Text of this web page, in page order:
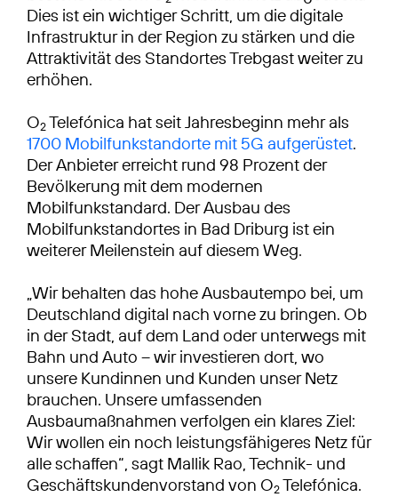
Dies ist ein wichtiger Schritt, um die digitale
Infrastruktur in der Region zu stärken und die
Attraktivität des Standortes Trebgast weiter zu
erhöhen.
O2Telefónica hat seit Jahresbeginn mehr als
1700 Mobilfunkstandorte mit 5G aufgerüstet.
Der Anbieter erreicht rund 98 Prozent der
Bevölkerung mit dem modernen
Mobilfunkstandard. Der Ausbau des
Mobilfunkstandortes in Bad Driburg ist ein
weiterer Meilenstein auf diesem Weg.
„Wir behalten das hohe Ausbautempo bei, um
Deutschland digital nach vorne zu bringen. Ob
in der Stadt, auf dem Land oder unterwegs mit
Bahn und Auto – wir investieren dort, wo
unsere Kundinnen und Kunden unser Netz
brauchen. Unsere umfassenden
Ausbaumaßnahmen verfolgen ein klares Ziel:
Wir wollen ein noch leistungsfähigeres Netz für
alle schaffen“, sagt Mallik Rao, Technik- und
Geschäftskundenvorstand von O2Telefónica.